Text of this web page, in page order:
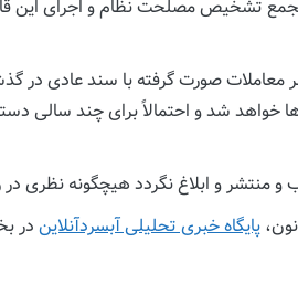
تشخیص مصلحت نظام و اجرای این
بر معاملات صورت گرفته با سند عادی در
خواهد شد و احتمالاً برای چند سالی
منتشر و ابلاغ نگردد هیچگونه نظری
پایگاه خبری تحلیلی آبسردآنلایندر